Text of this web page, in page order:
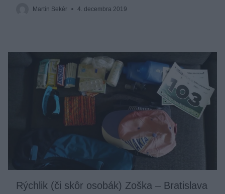
Martin Sekér 4. decembra 2019
Rýchlik (či skôr osobák) Zoška – Bratislava